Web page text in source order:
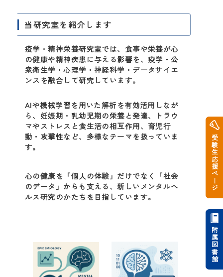
当研究室を紹介します
疫学・精神栄養研究室では、食事や栄養が心
の健康や精神疾患に与える影響を、疫学・公
衆衛生学・心理学・神経科学・データサイエ
ンスを融合して研究しています。
AIや機械学習を用いた解析を有効活用しなが
ら、妊娠期・乳幼児期の栄養と発達、トラウ
マやストレスと食生活の相互作用、育児行
動・攻撃性など、多様なテーマを扱っていま
す。
心の健康を「個人の体験」だけでなく「社会
のデータ」からも支える、新しいメンタルヘ
ルス研究のかたちを目指しています。
受験生応援ページ
附属図書館